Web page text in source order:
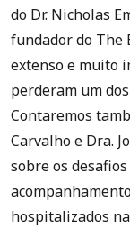
do Dr. Nicholas
fundador do The
extenso e muito
perderam um
Contaremos
Carvalho e Dra.
sobre os
hospitalizados